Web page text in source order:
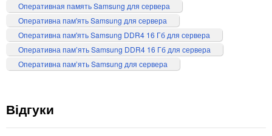
Оперативная память Samsung для сервера
Оперативна пам'ять Samsung для сервера
Оперативна пам'ять Samsung DDR4 16 Гб для сервера
Оперативна памʼять Samsung DDR4 16 Гб для сервера
Оперативна памʼять Samsung для сервера
Відгуки